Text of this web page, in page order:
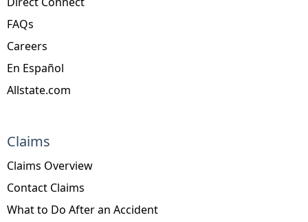
FAQs
Careers
En Español
Allstate.com
Claims
Claims Overview
Contact Claims
What to Do After an Accident